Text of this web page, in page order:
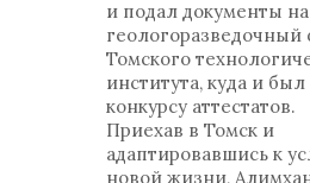
и подал документы на
геологоразведочный
Томского
института, куда и
конкурсу аттестатов.
Приехав в Томск и
адаптировавшись к
новой жизни,